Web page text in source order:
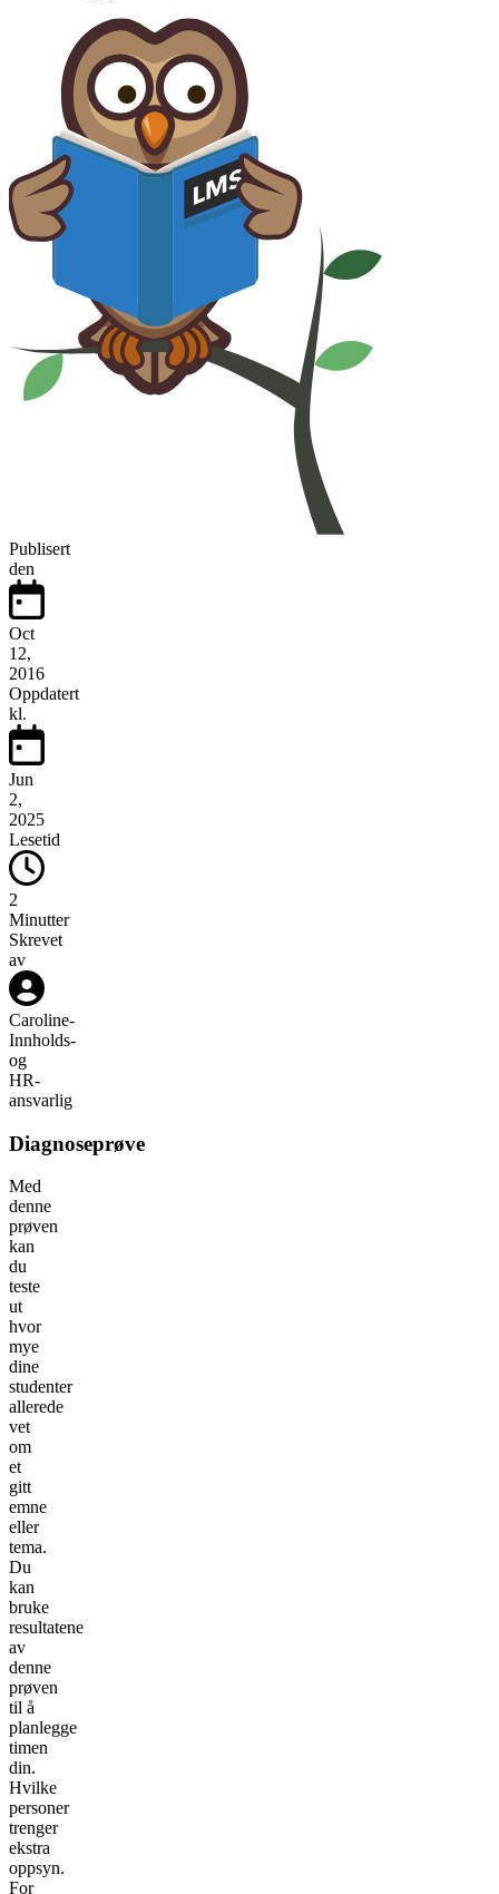
Publisert
den
Oct
12,
2016
Oppdatert
kl.
Jun
2,
2025
Lesetid
2
Minutter
Skrevet
av
Caroline-
Innholds-
og
HR-
ansvarlig
Diagnoseprøve
Med
denne
prøven
kan
du
teste
ut
hvor
mye
dine
studenter
allerede
vet
om
et
gitt
emne
eller
tema.
Du
kan
bruke
resultatene
av
denne
prøven
til å
planlegge
timen
din.
Hvilke
personer
trenger
ekstra
oppsyn.
For